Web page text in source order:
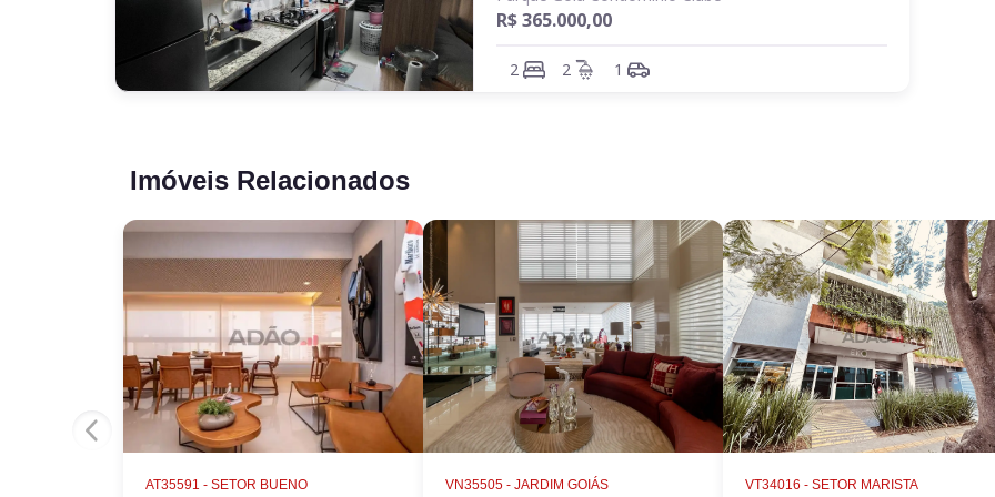
R$ 365.000,00
2 2 1
Imóveis Relacionados
AT35591 - SETOR BUENO VN35505 - JARDIM GOIÁS VT34016 - SETOR MARISTA